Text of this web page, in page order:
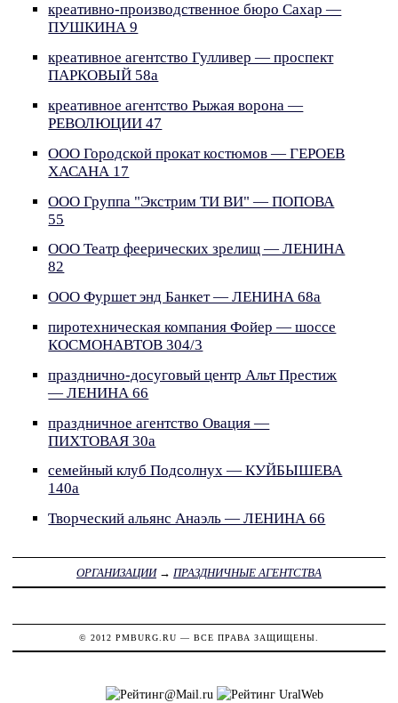
креативно-производственное бюро Сахар —
ПУШКИНА 9
креативное агентство Гулливер — проспект
ПАРКОВЫЙ 58а
креативное агентство Рыжая ворона —
РЕВОЛЮЦИИ 47
ООО Городской прокат костюмов — ГЕРОЕВ
ХАСАНА 17
ООО Группа "Экстрим ТИ ВИ" — ПОПОВА
55
ООО Театр феерических зрелищ — ЛЕНИНА
82
ООО Фуршет энд Банкет — ЛЕНИНА 68а
пиротехническая компания Фойер — шоссе
КОСМОНАВТОВ 304/3
празднично-досуговый центр Альт Престиж
— ЛЕНИНА 66
праздничное агентство Овация —
ПИХТОВАЯ 30а
семейный клуб Подсолнух — КУЙБЫШЕВА
140а
Творческий альянс Анаэль — ЛЕНИНА 66
ОРГАНИЗАЦИИ→ ПРАЗДНИЧНЫЕ АГЕНТСТВА
© 2012 PMBURG.RU — ВСЕ ПРАВА ЗАЩИЩЕНЫ.